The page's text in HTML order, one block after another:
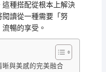
種搭配從根本上解決
讀從一種需要「努
暢的享受。
晰與美感的完美融合